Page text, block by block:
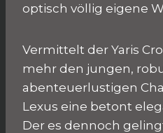
optisch völlig eigene
Vermittelt der Yaris
mehr den jungen,
abenteuerlustigen
Lexus eine betont
Der es dennoch